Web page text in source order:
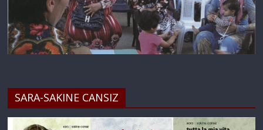
SARA-SAKINE CANSIZ